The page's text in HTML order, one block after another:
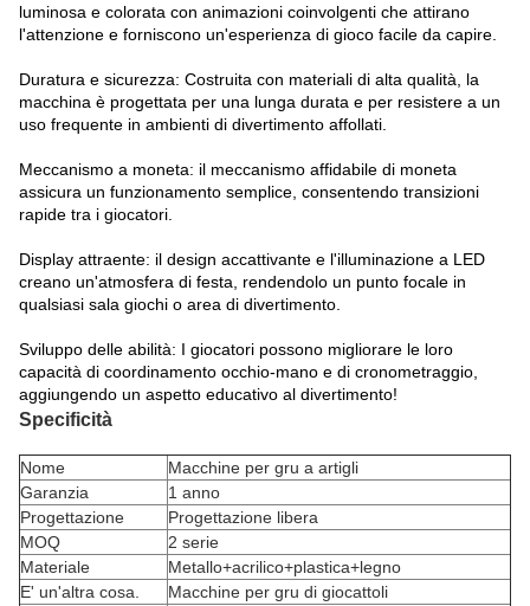
luminosa e colorata con animazioni coinvolgenti che attirano
l'attenzione e forniscono un'esperienza di gioco facile da capire.
Duratura e sicurezza: Costruita con materiali di alta qualità, la
macchina è progettata per una lunga durata e per resistere a un
uso frequente in ambienti di divertimento affollati.
Meccanismo a moneta: il meccanismo affidabile di moneta
assicura un funzionamento semplice, consentendo transizioni
rapide tra i giocatori.
Display attraente: il design accattivante e l'illuminazione a LED
creano un'atmosfera di festa, rendendolo un punto focale in
qualsiasi sala giochi o area di divertimento.
Sviluppo delle abilità: I giocatori possono migliorare le loro
capacità di coordinamento occhio-mano e di cronometraggio,
aggiungendo un aspetto educativo al divertimento!
Specificità
Nome
Macchine per gru a artigli
Garanzia
1 anno
Progettazione
Progettazione libera
MOQ
2 serie
Materiale
Metallo+acrilico+plastica+legno
E' un'altra cosa.
Macchine per gru di giocattoli